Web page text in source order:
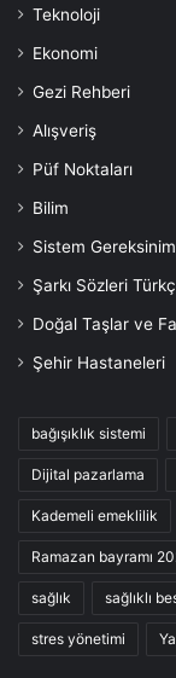
Teknoloji
Ekonomi
Gezi Rehberi
Alışveriş
Püf Noktaları
Bilim
Sistem
Şarkı Sözleri
Doğal Taşlar ve
Şehir Hastaneleri
bağışıklık sistemi
Dijital pazarlama
Kademeli emeklilik
Ramazan bayramı
sağlık sağlıklı
stres yönetimi